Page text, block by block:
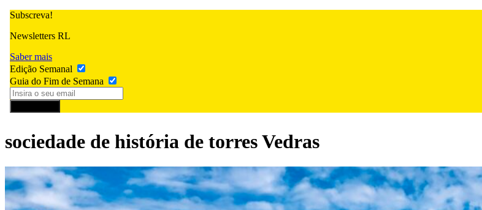
Subscreva!
Newsletters RL
Saber mais
Edição Semanal
Guia do Fim de Semana
sociedade de história de torres Vedras